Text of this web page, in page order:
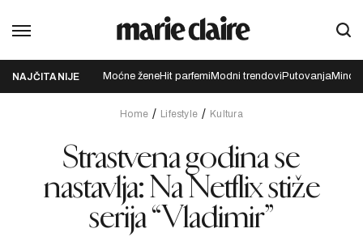
NAJČITANIJE Moćne ženeHit parfemi Modni trendovi Putovanja
Home Lifestyle Kultura
Strastvena godina se
nastavlja: Na Netflix stiže
serija “Vladimir”